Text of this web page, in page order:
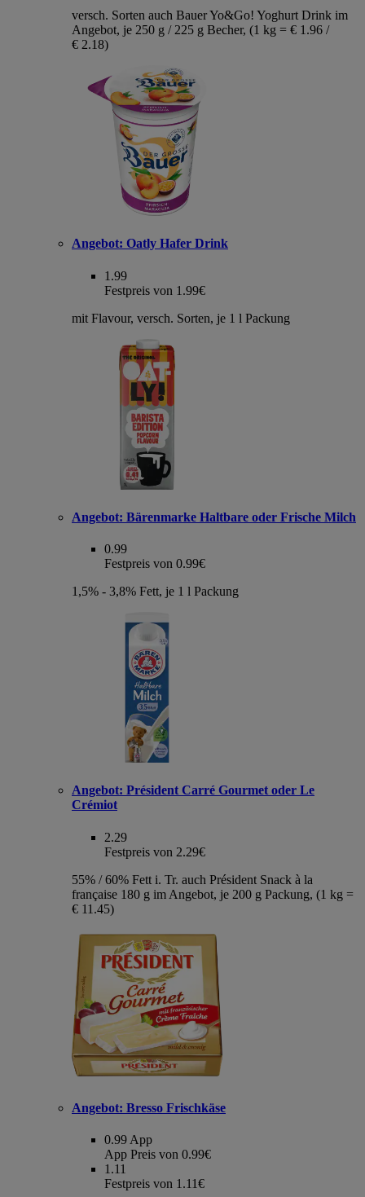
versch. Sorten auch Bauer Yo&Go! Yoghurt Drink im
Angebot, je 250 g / 225 g Becher, (1 kg = € 1.96 /
€ 2.18)
Angebot: Oatly Hafer Drink
1.99
Festpreis von 1.99€
mit Flavour, versch. Sorten, je 1 l Packung
Angebot: Bärenmarke Haltbare oder Frische Milch
0.99
Festpreis von 0.99€
1,5% - 3,8% Fett, je 1 l Packung
Angebot: Président Carré Gourmet oder Le
Crémiot
2.29
Festpreis von 2.29€
55% / 60% Fett i. Tr. auch Président Snack à la
française 180 g im Angebot, je 200 g Packung, (1 kg =
€ 11.45)
Angebot: Bresso Frischkäse
0.99 App
App Preis von 0.99€
1.11
Festpreis von 1.11€